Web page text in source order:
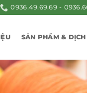
0936.49.69.69 -
SẢN PHẨM &